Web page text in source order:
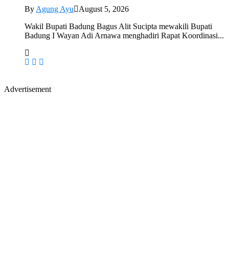
By Agung Ayu
August 5, 2026
Wakil Bupati Badung Bagus Alit Sucipta mewakili Bupati
Badung I Wayan Adi Arnawa menghadiri Rapat Koordinasi...
Advertisement